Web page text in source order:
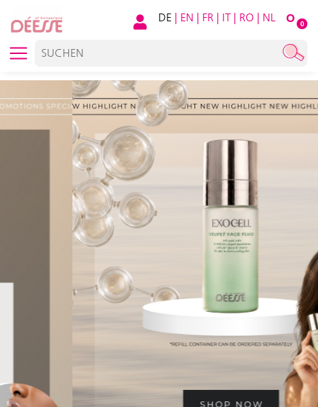
O 0
DE | EN | FR | IT | RO | NL